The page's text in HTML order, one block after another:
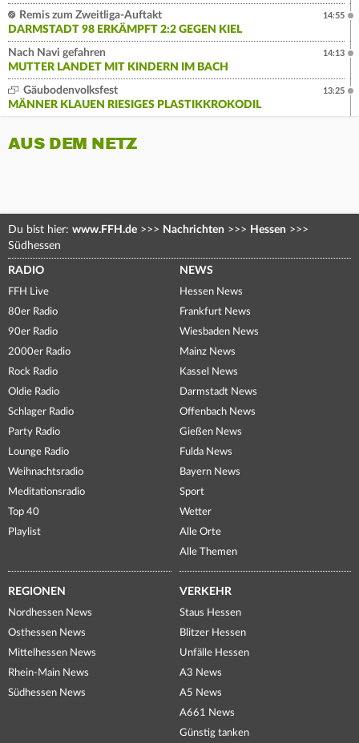
Remis zum Zweitliga-Auftakt
DARMSTADT 98 ERKÄMPFT 2:2 GEGEN KIEL
14:55
Nach Navi gefahren
MUTTER LANDET MIT KINDERN IM BACH
14:13
Gäubodenvolksfest
MÄNNER KLAUEN RIESIGES PLASTIKKROKODIL
13:25
AUS DEM NETZ
Du bist hier: www.FFH.de >>> Nachrichten >>> Hessen >>>
Südhessen
RADIO
FFH Live
80er Radio
90er Radio
2000er Radio
Rock Radio
Oldie Radio
Schlager Radio
Party Radio
Lounge Radio
Weihnachtsradio
Meditationsradio
Top 40
Playlist
NEWS
Hessen News
Frankfurt News
Wiesbaden News
Mainz News
Kassel News
Darmstadt News
Offenbach News
Gießen News
Fulda News
Bayern News
Sport
Wetter
Alle Orte
Alle Themen
REGIONEN
Nordhessen News
Osthessen News
Mittelhessen News
Rhein-Main News
Südhessen News
VERKEHR
Staus Hessen
Blitzer Hessen
Unfälle Hessen
A3 News
A5 News
A661 News
Günstig tanken